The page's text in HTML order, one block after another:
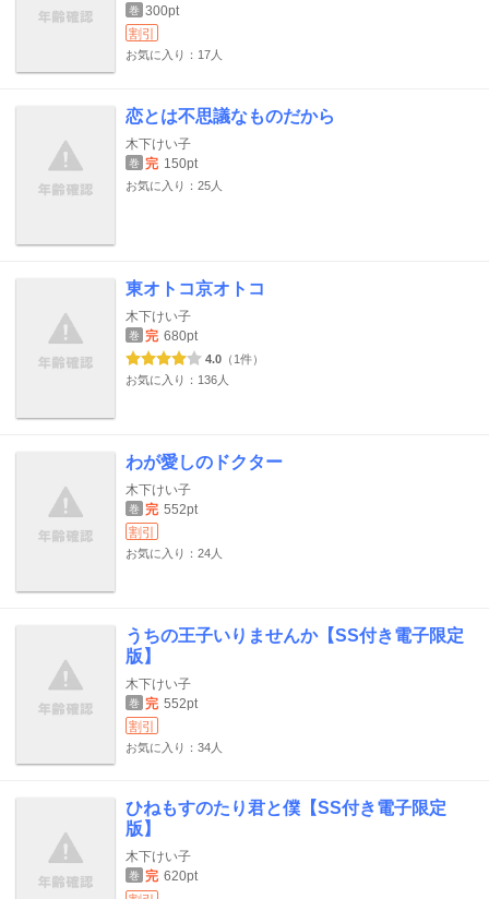
巻 300pt
割引
お気に入り：17人
恋とは不思議なものだから
木下けい子
巻 完 150pt
お気に入り：25人
東オトコ京オトコ
木下けい子
巻 完 680pt
4.0 （1件）
お気に入り：136人
わが愛しのドクター
木下けい子
巻 完 552pt
割引
お気に入り：24人
うちの王子いりませんか【SS付き電子限定
版】
木下けい子
巻 完 552pt
割引
お気に入り：34人
ひねもすのたり君と僕【SS付き電子限定
版】
木下けい子
巻 完 620pt